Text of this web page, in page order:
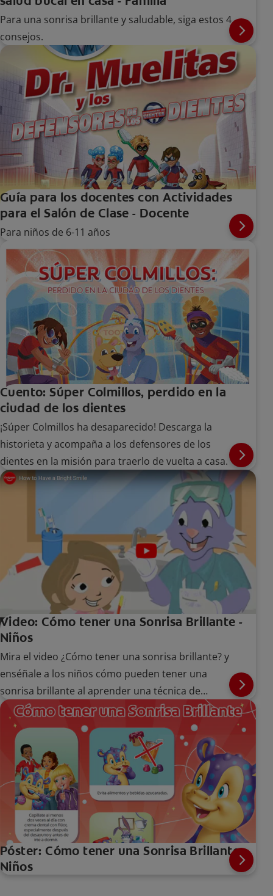
Para una sonrisa brillante y saludable, siga estos 4
consejos.
Guía para los docentes con Actividades
para el Salón de Clase - Docente
Para niños de 6-11 años
Cuento: Súper Colmillos, perdido en la
ciudad de los dientes
¡Súper Colmillos ha desaparecido! Descarga la
historieta y acompaña a los defensores de los
dientes en la misión para traerlo de vuelta a casa.
Video: Cómo tener una Sonrisa Brillante -
Niños
Mira el video ¿Cómo tener una sonrisa brillante? y
enséñale a los niños cómo pueden tener una
sonrisa brillante al aprender una técnica de
cepillado adecuada.
Póster: Cómo tener una Sonrisa Brillante -
Niños